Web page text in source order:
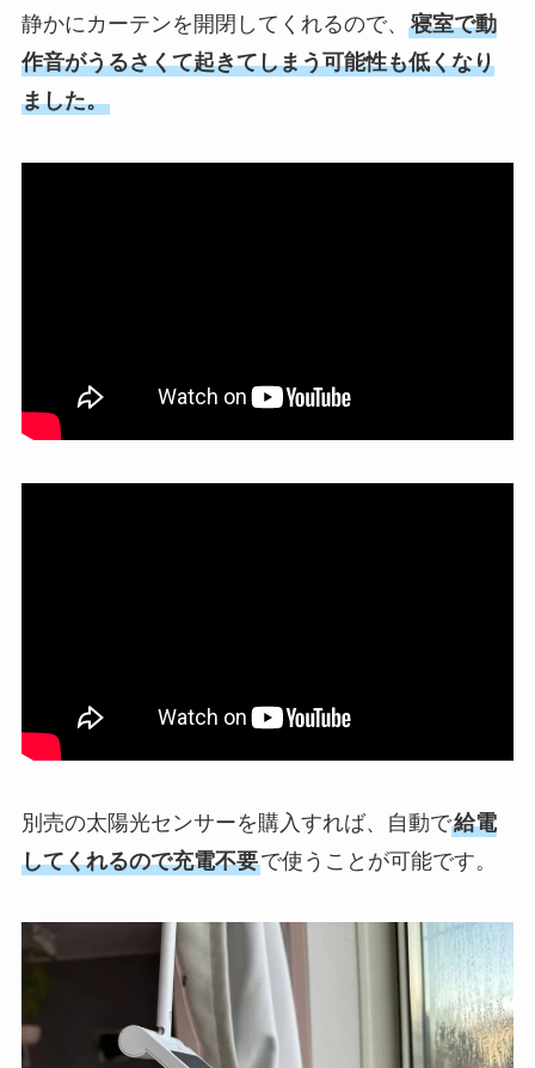
静かにカーテンを開閉してくれるので、 寝室で動
作音がうるさくて起きてしまう可能性も低くなり
ました。
別売の太陽光センサーを購入すれば、自動で給電
してくれるので充電不要で使うことが可能です。